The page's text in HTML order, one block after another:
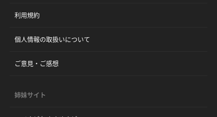
利用規約
個人情報の取扱いについて
ご意見・ご感想
姉妹サイト